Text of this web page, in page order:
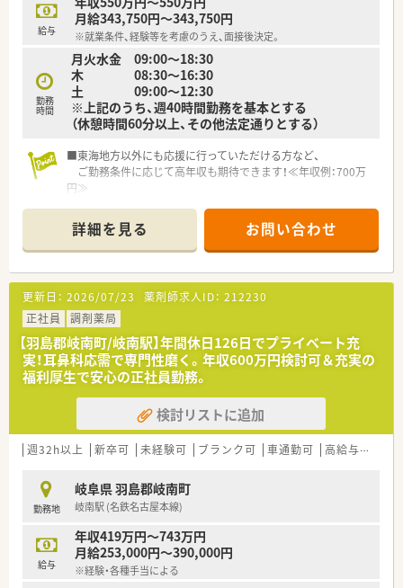
給与
月給343,750円～343,750円
※就業条件、経験等を考慮のうえ、面接後決定。
勤務
時間
月火水金 09:00～18:30
木 08:30～16:30
土 09:00～12:30
※上記のうち、週40時間勤務を基本とする
（休憩時間60分以上、その他法定通りとする）
■東海地方以外にも応援に行っていただける方など、
ご勤務条件に応じて高年収も期待できます！≪年収例：700万
円≫
詳細を見る お問い合わせ
更新日： 2026/07/23 薬剤師求人ID： 212230
正社員
調剤薬局
【羽島郡岐南町/岐南駅】年間休日126日でプライベート充
実！耳鼻科応需で専門性磨く。年収600万円検討可＆充実の
福利厚生で安心の正社員勤務。
検討リストに追加
週32h以上 新卒可 未経験可 ブランク可 車通勤可 高給与(600万円以上)
勤務地
岐阜県 羽島郡岐南町
岐南駅 (名鉄名古屋本線)
給与
年収419万円～743万円
月給253,000円～390,000円
※経験・各種手当による